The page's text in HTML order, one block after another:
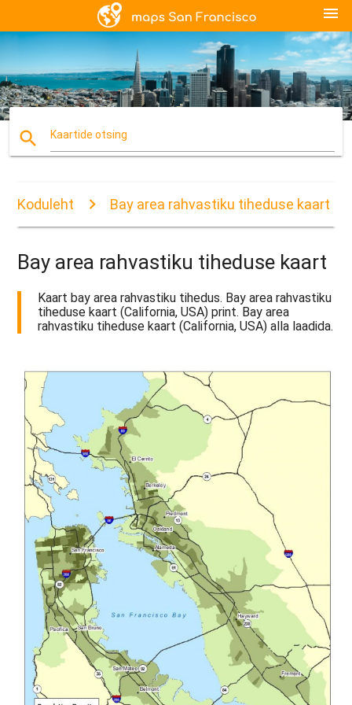
menu
search Kaartide otsing
Koduleht Bay area rahvastiku tiheduse kaart
Bay area rahvastiku tiheduse kaart
Kaart bay area rahvastiku tihedus. Bay area rahvastiku
tiheduse kaart (California, USA) print. Bay area
rahvastiku tiheduse kaart (California, USA) alla laadida.